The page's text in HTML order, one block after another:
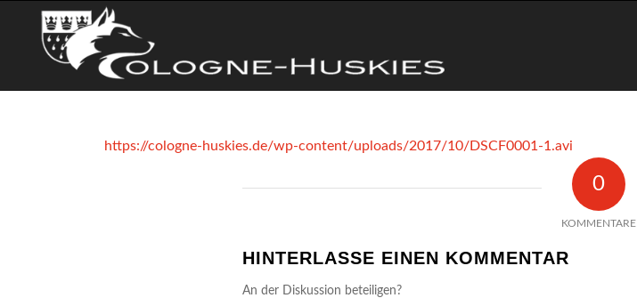
https://cologne-huskies.de/wp-content/uploads/2017/10/DSCF0001-1.avi
0
KOMMENTARE
HINTERLASSE EINEN KOMMENTAR
An der Diskussion beteiligen?